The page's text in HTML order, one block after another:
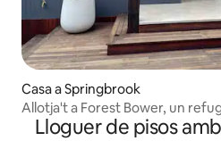
Casa a Springbrook
Allotja't a Forest Bower, un
Lloguer de pisos